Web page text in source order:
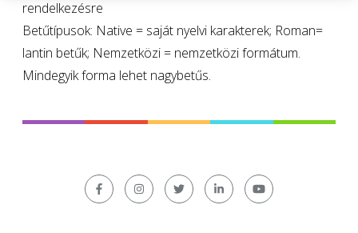
rendelkezésre
Betűtípusok: Native = saját nyelvi karakterek; Roman=
lantin betűk; Nemzetközi = nemzetközi formátum.
Mindegyik forma lehet nagybetűs.